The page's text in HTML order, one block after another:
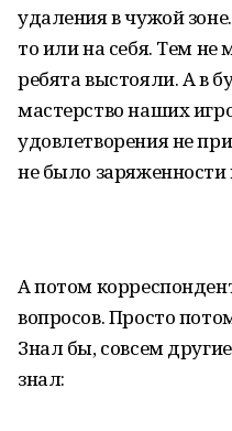
удаления в чужой
то или на себя. Тем
ребята выстояли. А в
мастерство наших
удовлетворения не
не было
А потом
вопросов. Просто
Знал бы, совсем
знал: